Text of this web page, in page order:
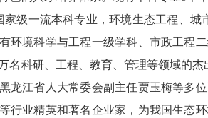
家级一流本科专业，环境生态工程、城
环境科学与工程一级学科、市政工程
名科研、工程、教育、管理等领域的
龙江省人大常委会副主任贾玉梅等多
行业精英和著名企业家，为我国生态